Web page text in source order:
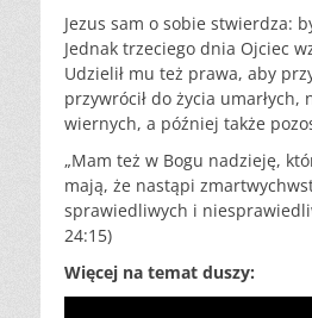
Jezus sam o sobie stwierdza:
Jednak trzeciego dnia Ojciec
Udzielił mu też prawa, aby
przywrócił do życia umarłych,
wiernych, a później także
„Mam też w Bogu nadzieję,
mają, że nastąpi
sprawiedliwych i
24:15)
Więcej na temat duszy: